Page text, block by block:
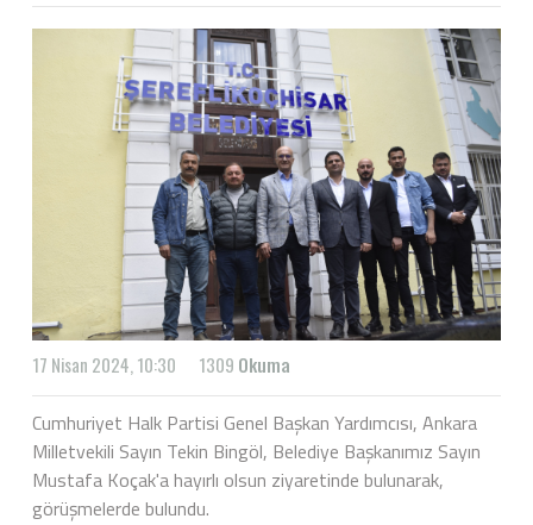
17 Nisan 2024, 10:30 1309 Okuma
Cumhuriyet Halk Partisi Genel Başkan Yardımcısı, Ankara
Milletvekili Sayın Tekin Bingöl, Belediye Başkanımız Sayın
Mustafa Koçak'a hayırlı olsun ziyaretinde bulunarak,
görüşmelerde bulundu.